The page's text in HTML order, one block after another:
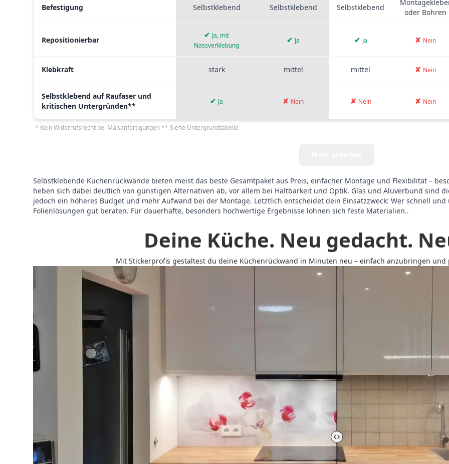
Befestigung Selbstklebend Selbstklebend Selbstklebend
oder Bohren
Repositionierbar
✔ Ja, mit
Nassverklebung
✔ Ja ✔ Ja ✘ Nein
Klebkraft stark mittel mittel ✘ Nein
Selbstklebend auf Raufaser und
kritischen Untergründen**
✔ Ja ✘ Nein ✘ Nein ✘ Nein
* Kein Widerrufsrecht bei Maßanfertigungen ** Siehe Untergrundtabelle
Selbstklebende Küchenrückwände bieten meist das beste Gesamtpaket aus Preis, einfacher Montage und Flexibilität –
heben sich dabei deutlich von günstigen Alternativen ab, vor allem bei Haltbarkeit und Optik. Glas und Aluverbund sind
jedoch ein höheres Budget und mehr Aufwand bei der Montage. Letztlich entscheidet dein Einsatzzweck: Wer schnell
Folienlösungen gut beraten. Für dauerhafte, besonders hochwertige Ergebnisse lohnen sich feste Materialien..
Deine Küche. Neu gedacht.
Mit Stickerprofis gestaltest du deine Küchenrückwand in Minuten neu – einfach anzubringen